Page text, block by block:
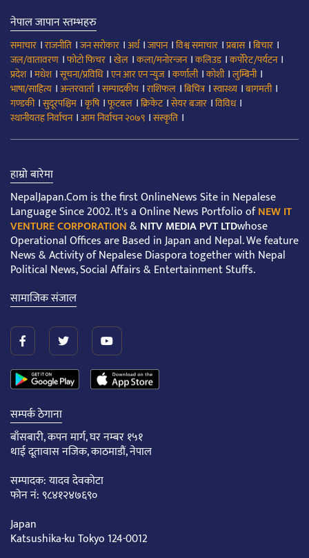
नेपाल जापान स्तम्भहरु
समाचार ।राजनीति ।जन सरोकार ।अर्थ।जापान।विश्व समाचार ।प्रबास।बिचार ।
जल/वातावरण ।फोटो फिचर ।खेल ।कला/मनोरन्जन।कलिउड।कर्पोरेट/पर्यटन।
प्रदेश।मधेश।सूचना/प्रविधि।एन आर एन न्युज।कर्णाली।कोशी।लुम्बिनी।
भाषा/साहित्य ।अन्तरवार्ता।सम्पादकीय ।राशिफल ।बिचित्र।स्वास्थ्य ।बागमती।
गण्डकी।सुदूरपश्चिम ।कृषि।फूटबल ।क्रिकेट।सेयर बजार ।विविध।
स्थानीयतह निर्वाचन।आम निर्वाचन २०७९ ।संस्कृति ।
हाम्रो बारेमा
NepalJapan.Com is the first OnlineNews Site in Nepalese
Language Since 2002. It's a Online News Portfolio ofNEW IT
VENTURE CORPORATION&NITV MEDIA PVT LTDwhose
Operational Offices are Based in Japan and Nepal. We feature
News & Activity of Nepalese Diaspora together with Nepal
Political News, Social Affairs & Entertainment Stuffs.
सामाजिक संजाल
सम्पर्क ठेगाना
बाँसबारी, कपन मार्ग, घर नम्बर १५१
थाई दूतावास नजिक, काठमाडौं, नेपाल
सम्पादक: यादव देवकोटा
फोन नं: ९८४१२४७६९०
Japan
Katsushika-ku Tokyo 124-0012